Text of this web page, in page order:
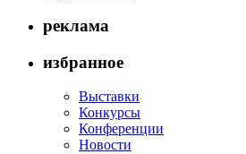
реклама
избранное
Выставки
Конкурсы
Конференции
Новости